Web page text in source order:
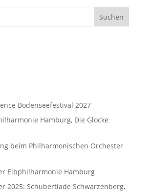
Bodenseefestival 2027
Hamburg, Die Glocke
beim Philharmonischen Orchester
Elbphilharmonie Hamburg
2025: Schubertiade Schwarzenberg,